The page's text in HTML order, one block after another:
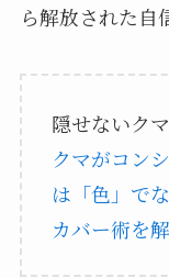
ら解放された自
隠せないク
クマがコン
は「色」で
カバー術を